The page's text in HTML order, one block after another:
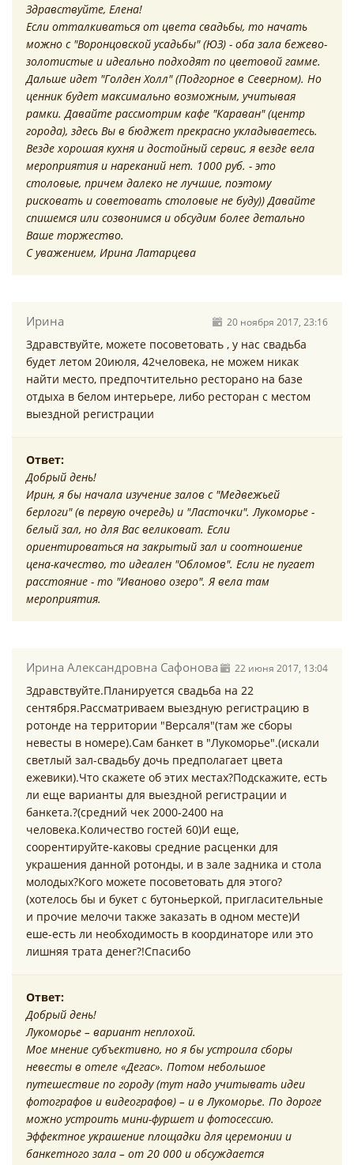
Здравствуйте, Елена!
Если отталкиваться от цвета свадьбы, то начать
можно с "Воронцовской усадьбы" (ЮЗ) - оба зала бежево-
золотистые и идеально подходят по цветовой гамме.
Дальше идет "Голден Холл" (Подгорное в Северном). Но
ценник будет максимально возможным, учитывая
рамки. Давайте рассмотрим кафе "Караван" (центр
города), здесь Вы в бюджет прекрасно укладываетесь.
Везде хорошая кухня и достойный сервис, я везде вела
мероприятия и нареканий нет. 1000 руб. - это
столовые, причем далеко не лучшие, поэтому
рисковать и советовать столовые не буду)) Давайте
спишемся или созвонимся и обсудим более детально
Ваше торжество.
С уважением, Ирина Латарцева
Ирина 20 ноября 2017, 23:16
Здравствуйте, можете посоветовать , у нас свадьба
будет летом 20июля, 42человека, не можем никак
найти место, предпочтительно ресторано на базе
отдыха в белом интерьере, либо ресторан с местом
выездной регистрации
Ответ:
Добрый день!
Ирин, я бы начала изучение залов с "Медвежьей
берлоги" (в первую очередь) и "Ласточки". Лукоморье -
белый зал, но для Вас великоват. Если
ориентироваться на закрытый зал и соотношение
цена-качество, то идеален "Обломов". Если не пугает
расстояние - то "Иваново озеро". Я вела там
мероприятия.
Ирина Александровна Сафонова 22 июня 2017, 13:04
Здравствуйте.Планируется свадьба на 22
сентября.Рассматриваем выездную регистрацию в
ротонде на территории "Версаля"(там же сборы
невесты в номере).Сам банкет в "Лукоморье".(искали
светлый зал-свадьбу дочь предполагает цвета
ежевики).Что скажете об этих местах?Подскажите, есть
ли еще варианты для выездной регистрации и
банкета.?(средний чек 2000-2400 на
человека.Количество гостей 60)И еще,
соорентируйте-каковы средние расценки для
украшения данной ротонды, и в зале задника и стола
молодых?Кого можете посоветовать для этого?
(хотелось бы и букет с бутоньеркой, пригласительные
и прочие мелочи также заказать в одном месте)И
еше-есть ли необходимость в координаторе или это
лишняя трата денег?!Спасибо
Ответ:
Добрый день!
Лукоморье – вариант неплохой.
Мое мнение субъективно, но я бы устроила сборы
невесты в отеле «Дегас». Потом небольшое
путешествие по городу (тут надо учитывать идеи
фотографов и видеографов) – и в Лукоморье. По дороге
можно устроить мини-фуршет и фотосессию.
Эффектное украшение площадки для церемонии и
банкетного зала – от 20 000 и обсуждается